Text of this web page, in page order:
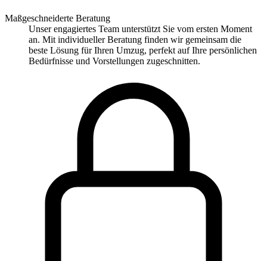
Maßgeschneiderte Beratung
Unser engagiertes Team unterstützt Sie vom ersten Moment
an. Mit individueller Beratung finden wir gemeinsam die
beste Lösung für Ihren Umzug, perfekt auf Ihre persönlichen
Bedürfnisse und Vorstellungen zugeschnitten.